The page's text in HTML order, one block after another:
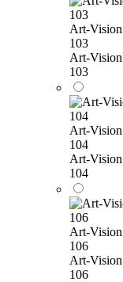
Art-Vision
103
Art-Vision
103
Art-Vision
104
Art-Vision
104
Art-Vision
106
Art-Vision
106